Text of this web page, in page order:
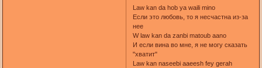
Law kan da hob ya waili mino
Если это любовь, то я несчастна из-за
нее
W law kan da zanbi matoub aano
И если вина во мне, я не могу сказать
"хватит"
Law kan naseebi aaeesh fey gerah